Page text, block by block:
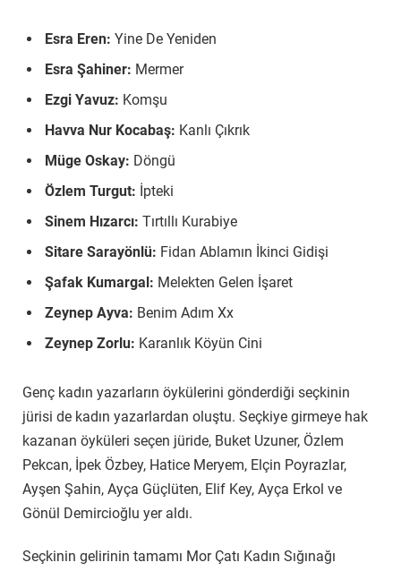
Esra Eren: Yine De Yeniden
Esra Şahiner: Mermer
Ezgi Yavuz: Komşu
Havva Nur Kocabaş: Kanlı Çıkrık
Müge Oskay: Döngü
Özlem Turgut: İpteki
Sinem Hızarcı: Tırtıllı Kurabiye
Sitare Sarayönlü: Fidan Ablamın İkinci Gidişi
Şafak Kumargal: Melekten Gelen İşaret
Zeynep Ayva: Benim Adım Xx
Zeynep Zorlu: Karanlık Köyün Cini
Genç kadın yazarların öykülerini gönderdiği seçkinin
jürisi de kadın yazarlardan oluştu. Seçkiye girmeye hak
kazanan öyküleri seçen jüride, Buket Uzuner, Özlem
Pekcan, İpek Özbey, Hatice Meryem, Elçin Poyrazlar,
Ayşen Şahin, Ayça Güçlüten, Elif Key, Ayça Erkol ve
Gönül Demircioğlu yer aldı.
Seçkinin gelirinin tamamı Mor Çatı Kadın Sığınağı